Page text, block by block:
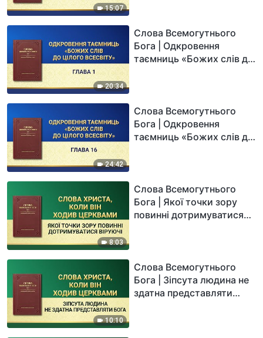
15:07
20:34
Слова Всемогутнього
Бога | Одкровення
таємниць «Божих слів до
24:42
Слова Всемогутнього
Бога | Одкровення
таємниць «Божих слів до
8:03
Слова Всемогутнього
Бога | Якої точки зору
повинні дотримуватися
10:10
Слова Всемогутнього
Бога | Зіпсута людина не
здатна представляти